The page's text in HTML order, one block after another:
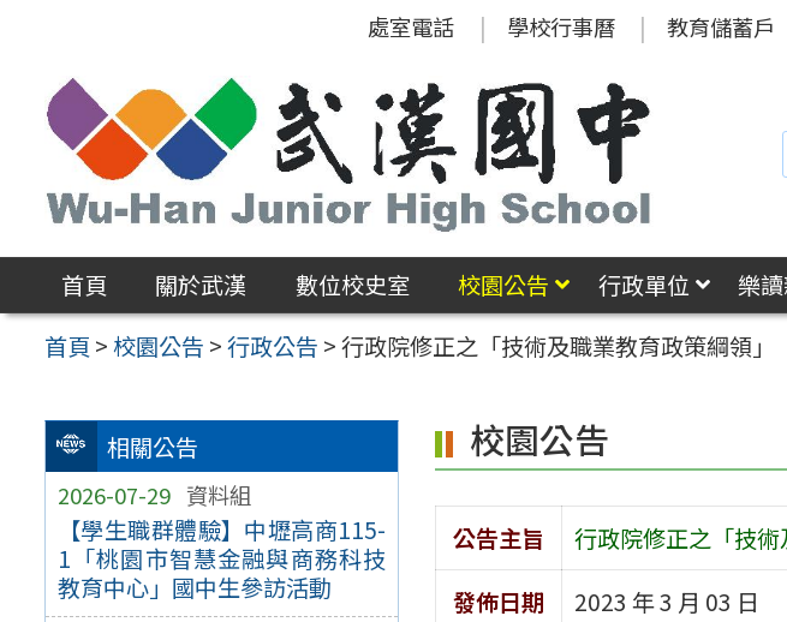
區
處室電話 學校行事曆 教育儲蓄戶
首頁 關於武漢 數位校史室 校園公告 行政單位 樂
首頁 >校園公告 >行政公告 >行政院修正之「技術及職業教育政策綱領」
相關公告
2026-07-29 資料組
【學生職群體驗】中壢高商115-
1「桃園市智慧金融與商務科技
教育中心」國中生參訪活動
校園公告
公告主旨
行政院修正之「技術
發佈日期
2023 年 3 月 03 日